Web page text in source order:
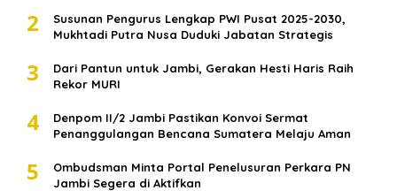
2
Susunan Pengurus Lengkap PWI Pusat 2025-2030,
Mukhtadi Putra Nusa Duduki Jabatan Strategis
3
Dari Pantun untuk Jambi, Gerakan Hesti Haris Raih
Rekor MURI
4
Denpom II/2 Jambi Pastikan Konvoi Sermat
Penanggulangan Bencana Sumatera Melaju Aman
5
Ombudsman Minta Portal Penelusuran Perkara PN
Jambi Segera di Aktifkan